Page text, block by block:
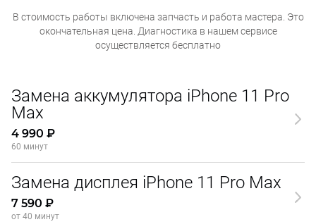
В стоимость работы включена запчасть и работа мастера. Это
окончательная цена. Диагностика в нашем сервисе
осуществляется бесплатно
Замена аккумулятора iPhone 11 Pro
Max
4 990 ₽
60 минут
Замена дисплея iPhone 11 Pro Max
7 590 ₽
от 40 минут